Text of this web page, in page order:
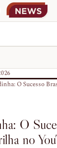
O Sucesso
O
no